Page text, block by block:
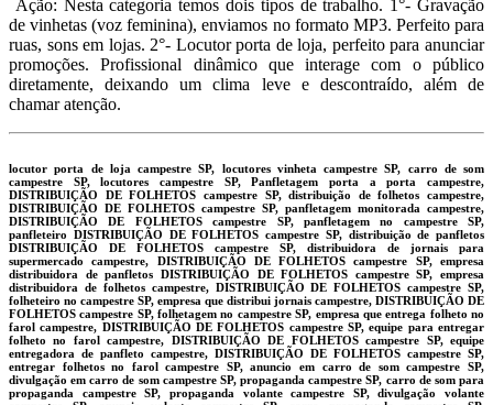
Ação: Nesta categoria temos dois tipos de trabalho. 1°- Gravação
de vinhetas (voz feminina), enviamos no formato MP3. Perfeito para
ruas, sons em lojas. 2°- Locutor porta de loja, perfeito para anunciar
promoções. Profissional dinâmico que interage com o público
diretamente, deixando um clima leve e descontraído, além de
chamar atenção.
locutor porta de loja campestre SP, locutores vinheta campestre SP, carro de som
campestre SP, locutores campestre SP, Panfletagem porta a porta campestre,
DISTRIBUIÇÃO DE FOLHETOS campestre SP, distribuição de folhetos campestre,
DISTRIBUIÇÃO DE FOLHETOS campestre SP, panfletagem monitorada campestre,
DISTRIBUIÇÃO DE FOLHETOS campestre SP, panfletagem no campestre SP,
panfleteiro DISTRIBUIÇÃO DE FOLHETOS campestre SP, distribuição de panfletos
DISTRIBUIÇÃO DE FOLHETOS campestre SP, distribuidora de jornais para
supermercado campestre, DISTRIBUIÇÃO DE FOLHETOS campestre SP, empresa
distribuidora de panfletos DISTRIBUIÇÃO DE FOLHETOS campestre SP, empresa
distribuidora de folhetos campestre, DISTRIBUIÇÃO DE FOLHETOS campestre SP,
folheteiro no campestre SP, empresa que distribui jornais campestre, DISTRIBUIÇÃO DE
FOLHETOS campestre SP, folhetagem no campestre SP, empresa que entrega folheto no
farol campestre, DISTRIBUIÇÃO DE FOLHETOS campestre SP, equipe para entregar
folheto no farol campestre, DISTRIBUIÇÃO DE FOLHETOS campestre SP, equipe
entregadora de panfleto campestre, DISTRIBUIÇÃO DE FOLHETOS campestre SP,
entregar folhetos no farol campestre SP, anuncio em carro de som campestre SP,
divulgação em carro de som campestre SP, propaganda campestre SP, carro de som para
propaganda campestre SP, propaganda volante campestre SP, divulgação volante